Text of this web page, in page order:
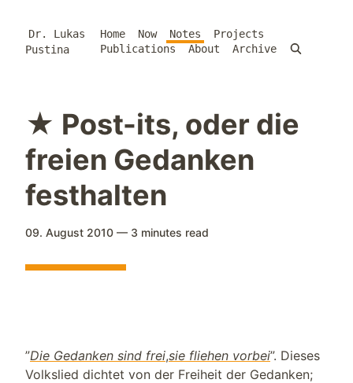
Dr. Lukas
Pustina
Home Now Notes
Projects
Publications
About Archive
★ Post-its, oder die
freien Gedanken
festhalten
09. August 2010 — 3 minutes read
”Die Gedanken sind frei,sie fliehen vorbei”. Dieses
Volkslied dichtet von der Freiheit der Gedanken;